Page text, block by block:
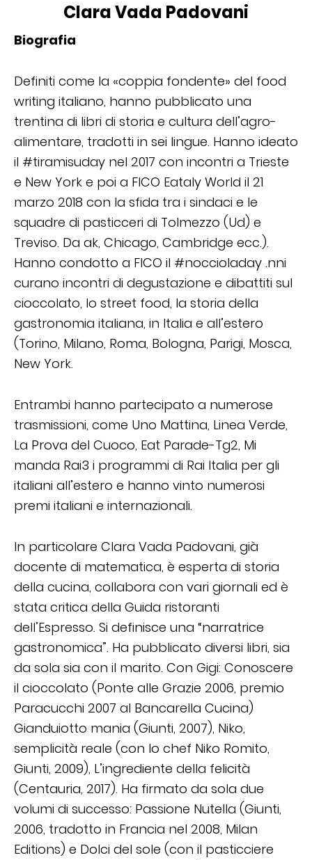
Clara Vada Padovani
Biografia
Definiti come la «coppia fondente» del food
writing italiano, hanno pubblicato una
trentina di libri di storia e cultura dell’agro-
alimentare, tradotti in sei lingue. Hanno ideato
il #tiramisuday nel 2017 con incontri a Trieste
e New York e poi a FICO Eataly World il 21
marzo 2018 con la sfida tra i sindaci e le
squadre di pasticceri di Tolmezzo (Ud) e
Treviso. Da ak, Chicago, Cambridge ecc.).
Hanno condotto a FICO il #noccioladay .nni
curano incontri di degustazione e dibattiti sul
cioccolato, lo street food, la storia della
gastronomia italiana, in Italia e all’estero
(Torino, Milano, Roma, Bologna, Parigi, Mosca,
New York.
Entrambi hanno partecipato a numerose
trasmissioni, come Uno Mattina, Linea Verde,
La Prova del Cuoco, Eat Parade-Tg2, Mi
manda Rai3 i programmi di Rai Italia per gli
italiani all’estero e hanno vinto numerosi
premi italiani e internazionali.
In particolare Clara Vada Padovani, già
docente di matematica, è esperta di storia
della cucina, collabora con vari giornali ed è
stata critica della Guida ristoranti
dell’Espresso. Si definisce una “narratrice
gastronomica”. Ha pubblicato diversi libri, sia
da sola sia con il marito. Con Gigi: Conoscere
il cioccolato (Ponte alle Grazie 2006, premio
Paracucchi 2007 al Bancarella Cucina)
Gianduiotto mania (Giunti, 2007), Niko,
semplicità reale (con lo chef Niko Romito,
Giunti, 2009), L’ingrediente della felicità
(Centauria, 2017). Ha firmato da sola due
volumi di successo: Passione Nutella (Giunti,
2006, tradotto in Francia nel 2008, Milan
Editions) e Dolci del sole (con il pasticciere